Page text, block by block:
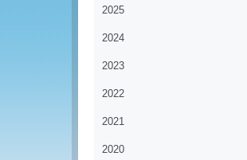
2025
2024
2023
2022
2021
2020